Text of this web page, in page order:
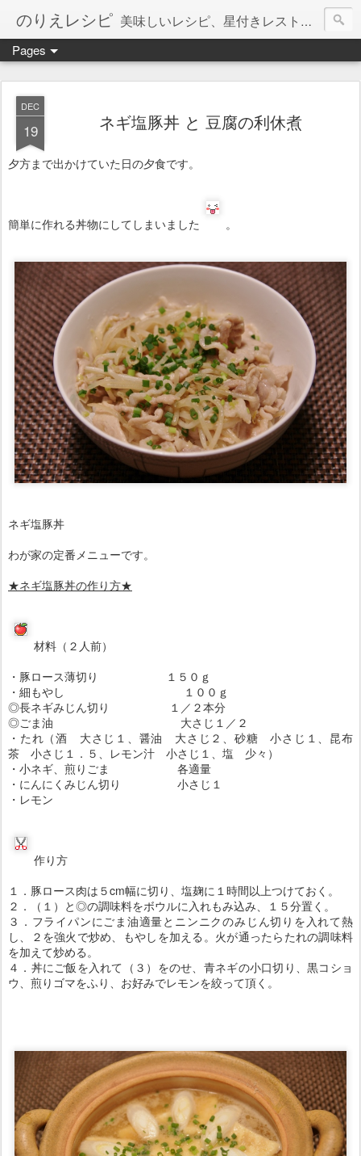
のりえレシピ 美味しいレシピ、星付きレストラン、絶品お取り寄せを紹介しています。
Pages
DEC
19 ネギ塩豚丼 と 豆腐の利休煮
夕方まで出かけていた日の夕食です。
簡単に作れる丼物にしてしまいました 。
ネギ塩豚丼
わが家の定番メニューです。
★ネギ塩豚丼の作り方★
材料（２人前）
・豚ロース薄切り １５０ｇ
・細もやし １００ｇ
◎長ネギみじん切り １／２本分
◎ごま油 大さじ１／２
・たれ（酒 大さじ１、醤油 大さじ２、砂糖 小さじ１、昆布
茶 小さじ１．５、レモン汁 小さじ１、塩 少々）
・小ネギ、煎りごま 各適量
・にんにくみじん切り 小さじ１
・レモン
作り方
１．豚ロース肉は５cm幅に切り、塩麹に１時間以上つけておく。
２．（１）と◎の調味料をボウルに入れもみ込み、１５分置く。
３．フライパンにごま油適量とニンニクのみじん切りを入れて熱
し、２を強火で炒め、もやしを加える。火が通ったらたれの調味料
を加えて炒める。
４．丼にご飯を入れて（３）をのせ、青ネギの小口切り、黒コショ
ウ、煎りゴマをふり、お好みでレモンを絞って頂く。